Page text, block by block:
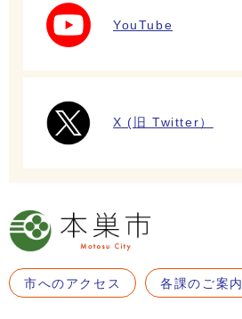
YouTube
X (旧 Twitter）
市へのアクセス 各課のご案内